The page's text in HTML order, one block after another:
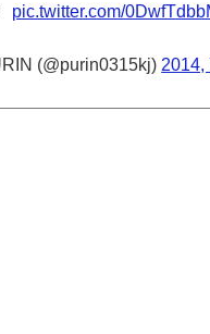
pic.twitter.com/
(@purin0315kj) 2014,